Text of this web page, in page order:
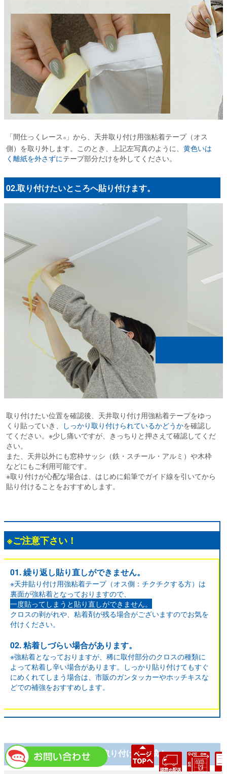
「間仕っくレース ®」から、天井取り付け用強粘着テープ（オス
側）を取り外します。このとき、上記左写真のように、 黄色いは
く離紙を外さずにテープ部分だけを外してください。
02.取り付けたいところへ貼り付けます。
取り付けたい位置を確認後、天井取り付け用強粘着テープをゆっ
くり貼っていき、
しっかり取り付けられているかどうかを確認し
てください。※少し痛いですが、きっちりと押さえて確認してくだ
さい。
また、天井以外にも窓枠サッシ（鉄・スチール・アルミ）や木枠
などにもご利用可能です。
※取り付けが心配な場合は、はじめに鉛筆でガイド線を引いてから
貼り付けることをおすすめします。
※ご注意下さい！
01. 繰り返し貼り直しができません。
※天井貼り付け用強粘着テープ（オス側：チクチクする方）は
裏面が強粘着となっておりますので、
一度貼ってしまうと貼り直しができません。
クロスの剥がれや、粘着剤が残る場合がございますのでお気を
付けください。
02. 粘着しづらい場合があります。
※強粘着となっておりますが、稀に取付部分のクロスの種類に
よって粘着し辛い場合があります。しっかり貼り付けてもすぐ
にめくれてしまう場合は、市販のガンタッカーやホッチキスな
どでの補強をおすすめします。
03.『間仕っくレース®』を取り付けて完成！